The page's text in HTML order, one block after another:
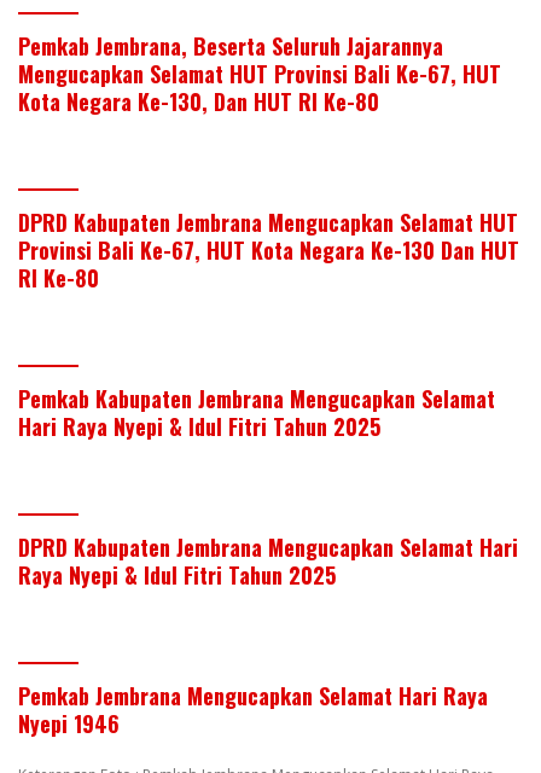
Pemkab Jembrana, Beserta Seluruh Jajarannya
Mengucapkan Selamat HUT Provinsi Bali Ke-67, HUT
Kota Negara Ke-130, Dan HUT RI Ke-80
DPRD Kabupaten Jembrana Mengucapkan Selamat HUT
Provinsi Bali Ke-67, HUT Kota Negara Ke-130 Dan HUT
RI Ke-80
Pemkab Kabupaten Jembrana Mengucapkan Selamat
Hari Raya Nyepi & Idul Fitri Tahun 2025
DPRD Kabupaten Jembrana Mengucapkan Selamat Hari
Raya Nyepi & Idul Fitri Tahun 2025
Pemkab Jembrana Mengucapkan Selamat Hari Raya
Nyepi 1946